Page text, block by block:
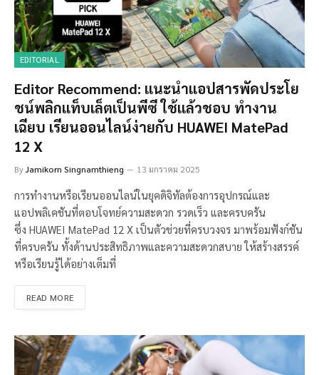
EDITORIAL
Editor Recommend: แนะนำแอปสารพัดประโย
ชน์พลิกแท็บเล็ตเป็นพีซี ใช้แล้วชอบ ทำงาน
เฉียบ เรียนออนไลน์ง่ายกับ HUAWEI MatePad
12 X
ByJamikorn Singnamthieng 13 มกราคม 2025
การทำงานหรือเรียนออนไลน์ในยุคดิจิทัลต้องการอุปกรณ์และ
แอปพลิเคชันที่ตอบโจทย์ความสะดวก รวดเร็ว และครบครัน
ซึ่ง HUAWEI MatePad 12 X เป็นตัวช่วยที่ครบวงจร มาพร้อมฟังก์ชัน
ที่ครบครัน ทั้งด้านประสิทธิภาพและความสะดวกสบาย ให้สร้างสรรค์
หรือเรียนรู้ได้อย่างเต็มที่
READ MORE